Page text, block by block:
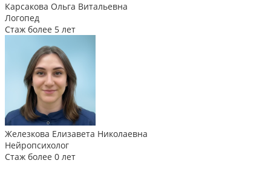
Карсакова Ольга Витальевна
Логопед
Стаж более 5 лет
Железкова Елизавета Николаевна
Нейропсихолог
Стаж более 0 лет